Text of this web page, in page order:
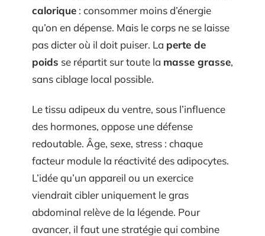
calorique : consommer moins d’énergie
qu’on en dépense. Mais le corps ne se laisse
pas dicter où il doit puiser. La perte de
poids se répartit sur toute la masse grasse,
sans ciblage local possible.
Le tissu adipeux du ventre, sous l’influence
des hormones, oppose une défense
redoutable. Âge, sexe, stress : chaque
facteur module la réactivité des adipocytes.
L’idée qu’un appareil ou un exercice
viendrait cibler uniquement le gras
abdominal relève de la légende. Pour
avancer, il faut une stratégie qui combine